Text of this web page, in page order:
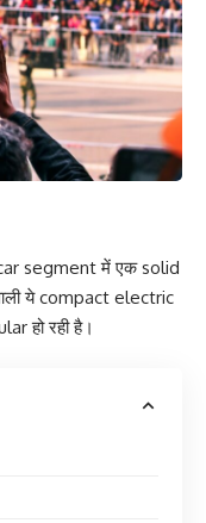
segment में एक solid
ये compact electric
हो रही है।